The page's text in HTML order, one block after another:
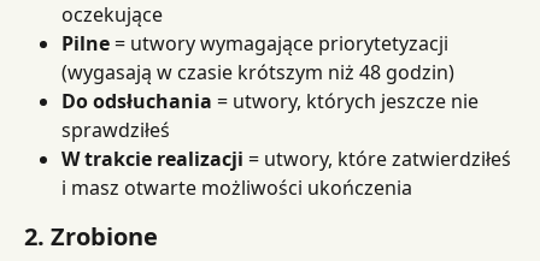
oczekujące
Pilne = utwory wymagające priorytetyzacji
(wygasają w czasie krótszym niż 48 godzin)
Do odsłuchania = utwory, których jeszcze nie
sprawdziłeś
W trakcie realizacji = utwory, które zatwierdziłeś
i masz otwarte możliwości ukończenia
2. Zrobione